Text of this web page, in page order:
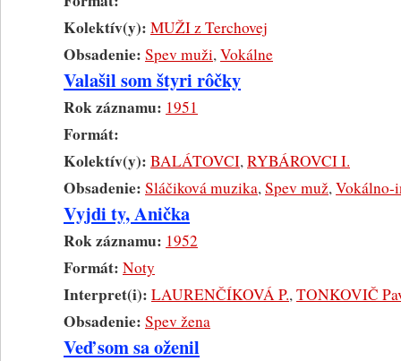
Kolektív(y): MUŽI z Terchovej
Obsadenie: Spev muži,Vokálne
Valašil som štyri rôčky
Rok záznamu: 1951
Formát:
Kolektív(y): BALÁTOVCI,RYBÁROVCI I.
Obsadenie: Sláčiková muzika,Spev muž,Vokálno-
Vyjdi ty, Anička
Rok záznamu: 1952
Formát: Noty
Interpret(i): LAURENČÍKOVÁ P.,TONKOVIČ
Obsadenie: Spev žena
Veď som sa oženil